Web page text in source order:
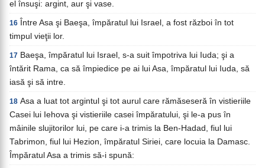
el însuşi: argint, aur şi vase.
16
Între Asa şi Baeşa, împăratul lui Israel, a fost război în tot
timpul vieţii lor.
17 Baeşa, împăratul lui Israel, s-a suit împotriva lui Iuda; şi a
întărit Rama, ca să împiedice pe ai lui Asa, împăratul lui Iuda, să
iasă şi să intre.
18 Asa a luat tot argintul şi tot aurul care rămăseseră în vistieriile
Casei lui Iehova şi vistieriile casei împăratului, şi le-a pus în
mâinile slujitorilor lui, pe care i-a trimis la Ben-Hadad, fiul lui
Tabrimon, fiul lui Hezion, împăratul Siriei, care locuia la Damasc.
Împăratul Asa a trimis să-i spună: